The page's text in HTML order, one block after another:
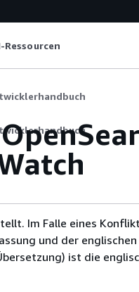
Ressourcen
Im Falle eines
und der englischen
ist die